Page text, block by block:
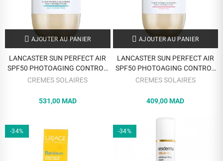
AJOUTER AU PANIER
LANCASTER SUN PERFECT AIR
SPF50 PHOTOAGING CONTROL
FLUIDE INVISIBLE 24H
CREMES SOLAIRES
531,00 MAD
AJOUTER AU PANIER
LANCASTER SUN PERFECT AIR
SPF50 PHOTOAGING CONTROL
FLUIDE SENSITIVE MINERAL
CREMES SOLAIRES
409,00 MAD
-34% -34%